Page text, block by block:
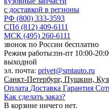
с доставкой в регионы
РФ (800) 333-3593
СПб (812) 409-6111
МСК (495) 260-6111
звонок по России бесплатно
Режим работы:пн-пт 10:00-
выходной
эл. почта: privet@smtauto.ru
Санкт-Петербург, Пушкин,
Оплата Доставка Гарантия
Как сделать заказ?
В корзине ничего нет.